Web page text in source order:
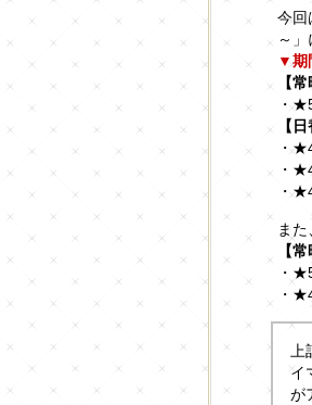
今回
～
▼期
【
・
【
・
・
・
また
【
・
・
上
イ
が